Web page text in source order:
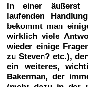
In einer äußerst
laufenden
bekommt man
wirklich viele
wieder einige
zu Steven? etc.),
ein weiteres,
Bakerman, der